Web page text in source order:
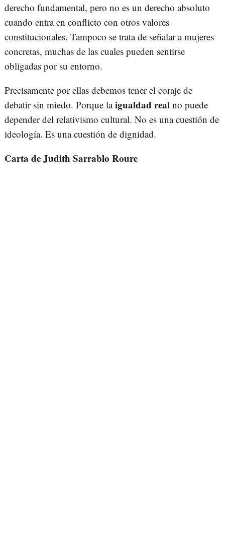
derecho fundamental, pero no es un derecho absoluto
cuando entra en conflicto con otros valores
constitucionales. Tampoco se trata de señalar a mujeres
concretas, muchas de las cuales pueden sentirse
obligadas por su entorno.
Precisamente por ellas debemos tener el coraje de
debatir sin miedo. Porque laigualdad real no puede
depender del relativismo cultural. No es una cuestión de
ideología. Es una cuestión de dignidad.
Carta de Judith Sarrablo Roure